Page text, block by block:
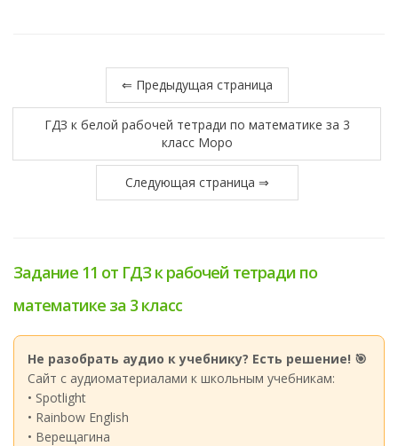
⇐ Предыдущая страница
ГДЗ к белой рабочей тетради по математике за 3
класс Моро
Следующая страница ⇒
Задание 11 от ГДЗ к рабочей тетради по
математике за 3 класс
Не разобрать аудио к учебнику? Есть решение! 🎯
Сайт с аудиоматериалами к школьным учебникам:
• Spotlight
• Rainbow English
• Верещагина